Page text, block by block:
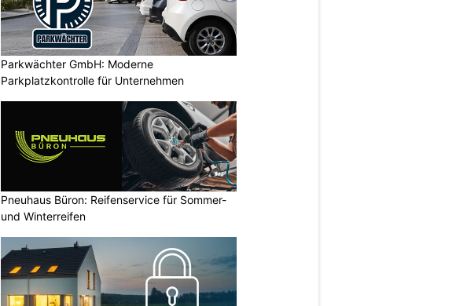
Parkwächter GmbH: Moderne
Parkplatzkontrolle für Unternehmen
Pneuhaus Büron: Reifenservice für Sommer-
und Winterreifen